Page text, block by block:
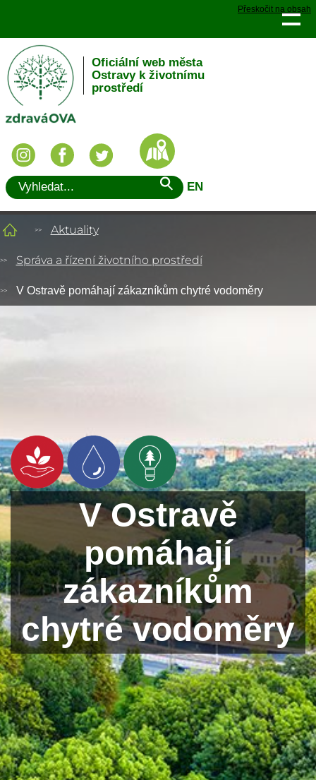
Přeskočit na obsah
Oficiální web města
Ostravy k životnímu
prostředí
EN
Aktuality
Správa a řízení životního prostředí
V Ostravě pomáhají zákazníkům chytré vodoměry
V Ostravě
pomáhají
zákazníkům
chytré vodoměry